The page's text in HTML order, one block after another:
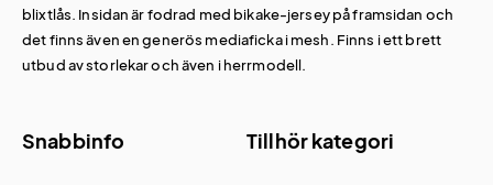
blixtlås. Insidan är fodrad med bikake-jersey på framsidan och
det finns även en generös mediaficka i mesh. Finns i ett brett
utbud av storlekar och även i herrmodell.
Snabbinfo Tillhör kategori